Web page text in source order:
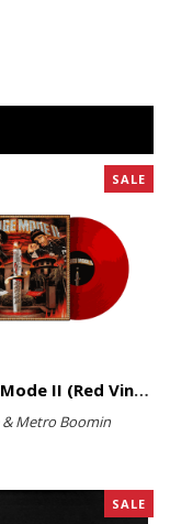
SALE
Savage Mode II (Red Vinyl)
& Metro Boomin
SALE